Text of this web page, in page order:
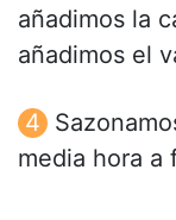
añadimos la
añadimos el
media hora a